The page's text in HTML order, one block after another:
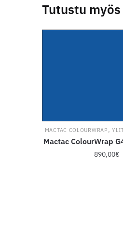
Tutustu myös
MACTAC COLOURWRAP ,
Mactac ColourWrap
890,00€